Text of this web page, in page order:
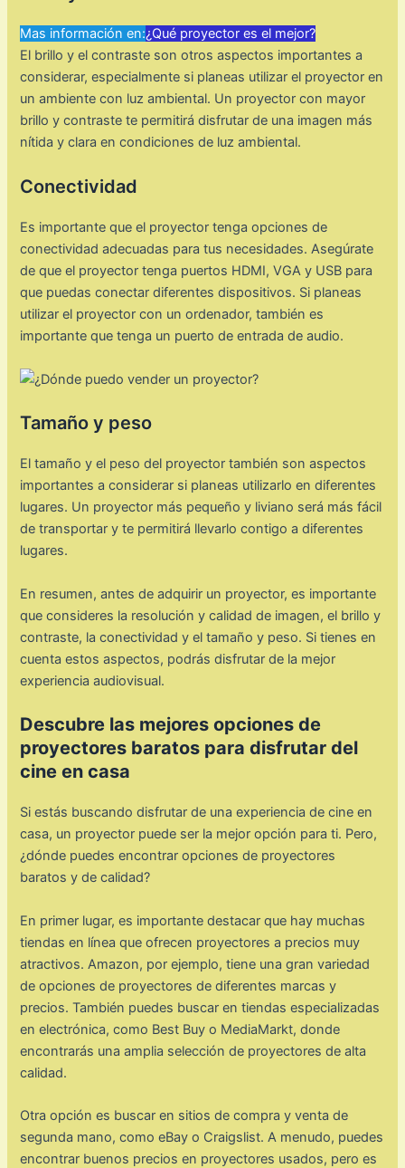
Mas información en:¿Qué proyector es el mejor?
El brillo y el contraste son otros aspectos importantes a
considerar, especialmente si planeas utilizar el proyector en
un ambiente con luz ambiental. Un proyector con mayor
brillo y contraste te permitirá disfrutar de una imagen más
nítida y clara en condiciones de luz ambiental.
Conectividad
Es importante que el proyector tenga opciones de
conectividad adecuadas para tus necesidades. Asegúrate
de que el proyector tenga puertos HDMI, VGA y USB para
que puedas conectar diferentes dispositivos. Si planeas
utilizar el proyector con un ordenador, también es
importante que tenga un puerto de entrada de audio.
Tamaño y peso
El tamaño y el peso del proyector también son aspectos
importantes a considerar si planeas utilizarlo en diferentes
lugares. Un proyector más pequeño y liviano será más fácil
de transportar y te permitirá llevarlo contigo a diferentes
lugares.
En resumen, antes de adquirir un proyector, es importante
que consideres la resolución y calidad de imagen, el brillo y
contraste, la conectividad y el tamaño y peso. Si tienes en
cuenta estos aspectos, podrás disfrutar de la mejor
experiencia audiovisual.
Descubre las mejores opciones de
proyectores baratos para disfrutar del
cine en casa
Si estás buscando disfrutar de una experiencia de cine en
casa, un proyector puede ser la mejor opción para ti. Pero,
¿dónde puedes encontrar opciones de proyectores
baratos y de calidad?
En primer lugar, es importante destacar que hay muchas
tiendas en línea que ofrecen proyectores a precios muy
atractivos. Amazon, por ejemplo, tiene una gran variedad
de opciones de proyectores de diferentes marcas y
precios. También puedes buscar en tiendas especializadas
en electrónica, como Best Buy o MediaMarkt, donde
encontrarás una amplia selección de proyectores de alta
calidad.
Otra opción es buscar en sitios de compra y venta de
segunda mano, como eBay o Craigslist. A menudo, puedes
encontrar buenos precios en proyectores usados, pero es